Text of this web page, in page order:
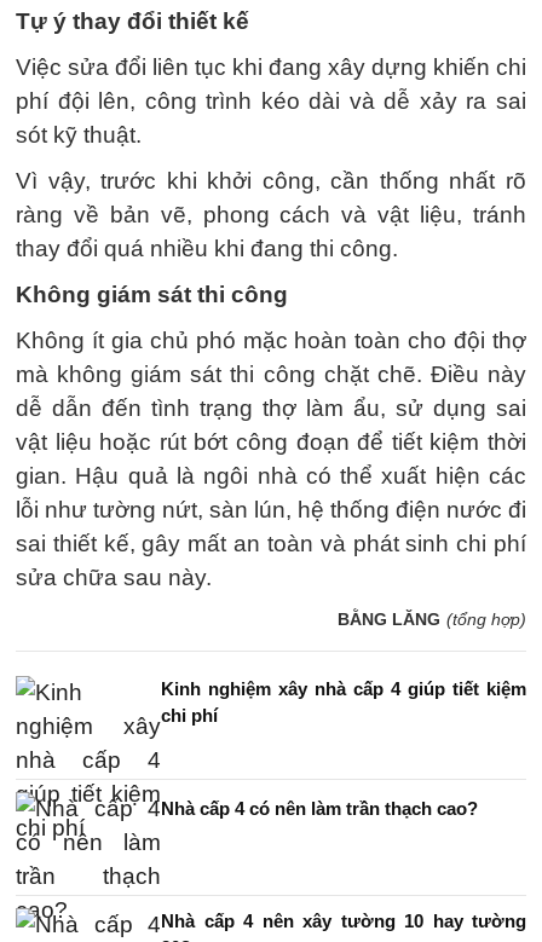
Tự ý thay đổi thiết kế
Việc sửa đổi liên tục khi đang xây dựng khiến chi
phí đội lên, công trình kéo dài và dễ xảy ra sai
sót kỹ thuật.
Vì vậy, trước khi khởi công, cần thống nhất rõ
ràng về bản vẽ, phong cách và vật liệu, tránh
thay đổi quá nhiều khi đang thi công.
Không giám sát thi công
Không ít gia chủ phó mặc hoàn toàn cho đội thợ
mà không giám sát thi công chặt chẽ. Điều này
dễ dẫn đến tình trạng thợ làm ẩu, sử dụng sai
vật liệu hoặc rút bớt công đoạn để tiết kiệm thời
gian. Hậu quả là ngôi nhà có thể xuất hiện các
lỗi như tường nứt, sàn lún, hệ thống điện nước đi
sai thiết kế, gây mất an toàn và phát sinh chi phí
sửa chữa sau này.
BẰNG LĂNG (tổng hợp)
Kinh nghiệm xây nhà cấp 4 giúp tiết kiệm
chi phí
Nhà cấp 4 có nên làm trần thạch cao?
Nhà cấp 4 nên xây tường 10 hay tường